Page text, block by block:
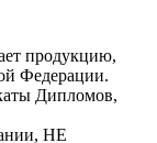
продукцию,
Федерации.
Дипломов,
НЕ